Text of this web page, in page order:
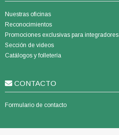
Nuestras oficinas
Reconocimientos
Promociones exclusivas para integradores
Sección de videos
Catálogos y folletería
CONTACTO
Formulario de contacto